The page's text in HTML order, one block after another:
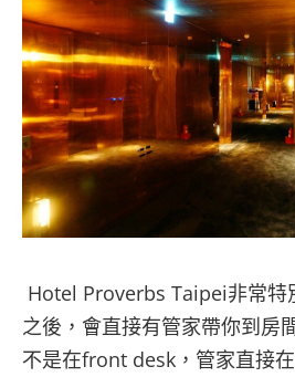
Hotel Proverbs Taipei非常特
之後，會直接有管家帶你到房
不是在front desk，管家直接